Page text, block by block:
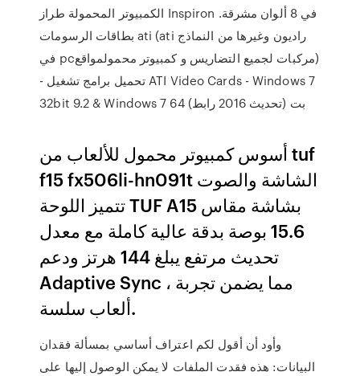
الكمبيوتر المحمولة طراز Inspiron في 8 ألوان مشرقة.
بطاقات الرسومات ati (ati راديون وغيرها من النماذج
في pcمركبات لجميع التضاريس و كمبيوتر محمولمواقع)
- تحميل برامج تشغيل ATI Video Cards - Windows 7
32bit 9.2 & Windows 7 64 بت (تحديث 2016 رابط)
أسوس كمبيوتر محمول للألعاب من tuf
f15 fx506li-hn091t الشاشة والصوت
تتميز اللوحة TUF A15 بشاشة مقاس
15.6 بوصة بدقة عالية كاملة مع معدل
تحديث مرتفع يبلغ 144 هرتز ودعم
Adaptive Sync ، مما يضمن تجربة
ألعاب سلسة.
وأود أن أقول لكم اعتراف أساسي بمسألة فقدان
البيانات: هذه فقدت الملفات لا يمكن الوصول إليها على